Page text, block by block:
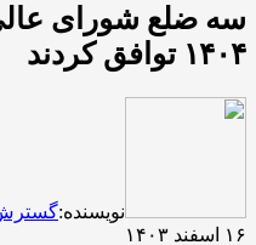
سه ضلع شورای
۱۴۰۴ توافق کردند
نویسنده:گسترش
۱۶ اسفند ۱۴۰۳